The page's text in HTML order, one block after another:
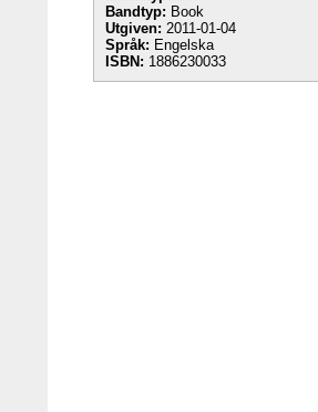
Bandtyp: Book
Utgiven: 2011-01-04
Språk: Engelska
ISBN: 1886230033